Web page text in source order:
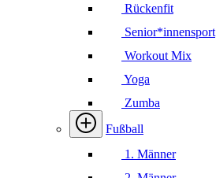
Rückenfit
Senior*innensport
Workout Mix
Yoga
Zumba
Fußball
1. Männer